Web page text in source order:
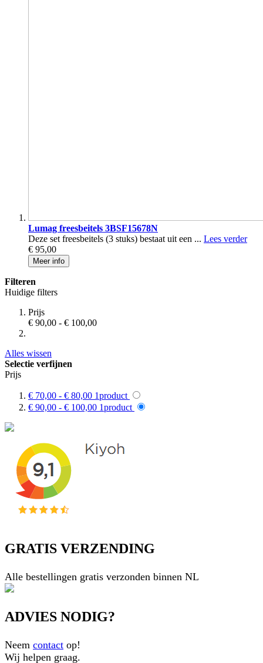
Lumag freesbeitels 3BSF15678N
Deze set freesbeitels (3 stuks) bestaat uit een ... Lees verder
€ 95,00
Meer info
Filteren
Huidige filters
Prijs
€ 90,00 - € 100,00
Alles wissen
Selectie verfijnen
Prijs
€ 70,00 - € 80,00 1product
€ 90,00 - € 100,00 1product
GRATIS VERZENDING
Alle bestellingen gratis verzonden binnen NL
ADVIES NODIG?
Neem contact op!
Wij helpen graag.